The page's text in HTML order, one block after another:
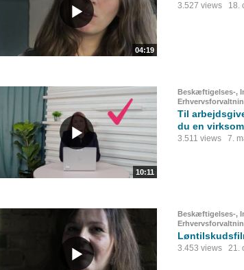
04:19
3.527 views 18.
10:11
Beskæftigelses-,
Til
du en
3.511 views 7.
Beskæftigelses-,
3.453 views 21.